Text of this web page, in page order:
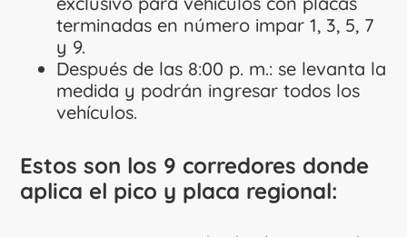
terminadas en número impar 1, 3, 5, 7
y 9.
Después de las 8:00 p. m.: se levanta la
medida y podrán ingresar todos los
vehículos.
Estos son los 9 corredores donde
aplica el pico y placa regional: